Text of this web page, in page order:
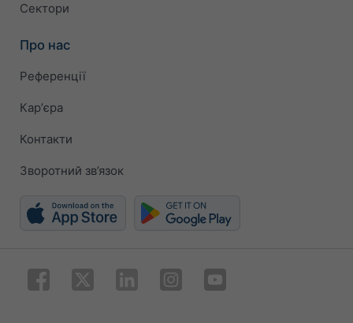
Сектори
Про нас
Референції
Карʼєра
Контакти
Зворотний зв’язок